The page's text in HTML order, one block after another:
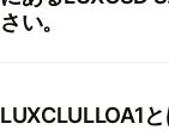
さい。
LUXCLULLOA1